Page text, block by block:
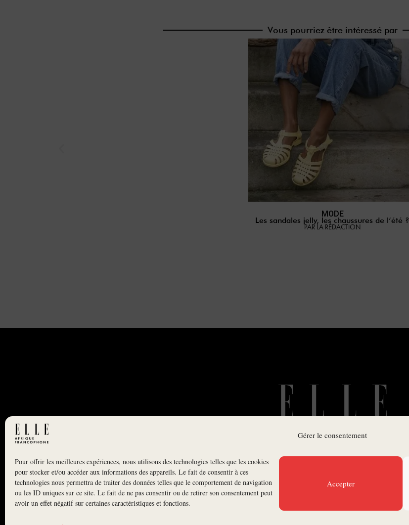
Gérer le consentement
Pour offrir les meilleures expériences, nous utilisons des technologies telles que les cookies
pour stocker et/ou accéder aux informations des appareils. Le fait de consentir à ces
technologies nous permettra de traiter des données telles que le comportement de navigation
ou les ID uniques sur ce site. Le fait de ne pas consentir ou de retirer son consentement peut
avoir un effet négatif sur certaines caractéristiques et fonctions.
Accepter
Vous pourriez être intéressé par
MODE
Les sandales jelly, les chaussures de l’été ?
PAR LA RÉDACTION
NEWSLETTER
S'INSCRIRE À LA NEWSLETTER